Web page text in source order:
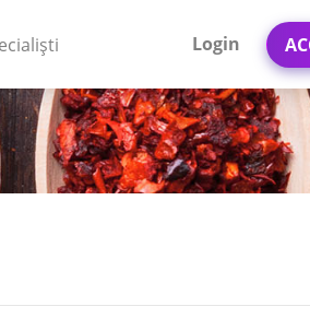
Login